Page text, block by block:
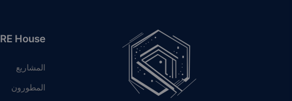
RE House
المشاريع
المطورون